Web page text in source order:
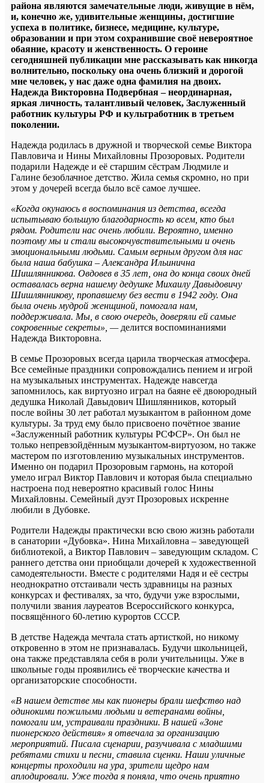
района являются замечательные люди, живущие в нём,
и, конечно же, удивительные женщины, достигшие
успеха в политике, бизнесе, медицине, культуре,
образовании и при этом сохранившие своё невероятное
обаяние, красоту и женственность. О героине
сегодняшней публикации мне рассказывать как никогда
волнительно, поскольку она очень близкий и дорогой
мне человек, у нас даже одна фамилия на двоих.
Надежда Викторовна Подвербная – неординарная,
яркая личность, талантливый человек, Заслуженный
работник культуры РФ и культработник в третьем
поколении.
Надежда родилась в дружной и творческой семье Виктора
Павловича и Нины Михайловны Прозоровых. Родители
подарили Надежде и её старшим сёстрам Людмиле и
Галине безоблачное детство. Жила семья скромно, но при
этом у дочерей всегда было всё самое лучшее.
«Когда окунаюсь в воспоминания из детства, всегда
испытываю большую благодарность ко всем, кто был
рядом. Родители нас очень любили. Вероятно, именно
поэтому мы и стали высокочувствительными и очень
эмоциональными людьми. Самым верным другом для нас
была наша бабушка – Александра Ильинична
Шишлянникова. Овдовев в 35 лет, она до конца своих дней
оставалась верна нашему дедушке Михаилу Давыдовичу
Шишлянникову, пропавшему без вести в 1942 году. Она
была очень мудрой женщиной, помогала нам,
поддерживала. Мы, в свою очередь, доверяли ей самые
сокровенные секреты», — делится воспоминаниями
Надежда Викторовна.
В семье Прозоровых всегда царила творческая атмосфера.
Все семейные праздники сопровождались пением и игрой
на музыкальных инструментах. Надежде навсегда
запомнилось, как виртуозно играл на баяне её двоюродный
дедушка Николай Давыдович Шишлянников, который
после войны 30 лет работал музыкантом в районном доме
культуры. За труд ему было присвоено почётное звание
«Заслуженный работник культуры РСФСР». Он был не
только непревзойдённым музыкантом-виртуозом, но также
мастером по изготовлению музыкальных инструментов.
Именно он подарил Прозоровым гармонь, на которой
умело играл Виктор Павлович и которая была специально
настроена под невероятно красивый голос Нины
Михайловны. Семейный дуэт Прозоровых искренне
любили в Дубовке.
Родители Надежды практически всю свою жизнь работали
в санатории «Дубовка». Нина Михайловна – заведующей
библиотекой, а Виктор Павлович – заведующим складом. С
раннего детства они приобщали дочерей к художественной
самодеятельности. Вместе с родителями Надя и её сестры
неоднократно отстаивали честь здравницы на разных
конкурсах и фестивалях, за что, будучи уже взрослыми,
получили звания лауреатов Всероссийского конкурса,
посвящённого 60-летию курортов СССР.
В детстве Надежда мечтала стать артисткой, но никому
откровенно в этом не признавалась. Будучи школьницей,
она также представляла себя в роли учительницы. Уже в
школьные годы проявились её творческие качества и
организаторские способности.
«В нашем детстве мы как пионеры брали шефство над
одинокими пожилыми людьми и ветеранами войны,
помогали им, устраивали праздники. В нашей «Зоне
пионерского действия» я отвечала за организацию
мероприятий. Писала сценарии, разучивала с младшими
ребятами стихи и песни, ставила сценки. Наши уличные
концерты проходили на ура, зрители щедро нам
аплодировали. Уже тогда я поняла, что очень приятно